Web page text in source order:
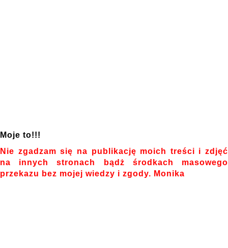
Moje to!!!
Nie zgadzam się na publikację moich treści i zdjęć
na innych stronach bądż środkach masowego
przekazu bez mojej wiedzy i zgody. Monika